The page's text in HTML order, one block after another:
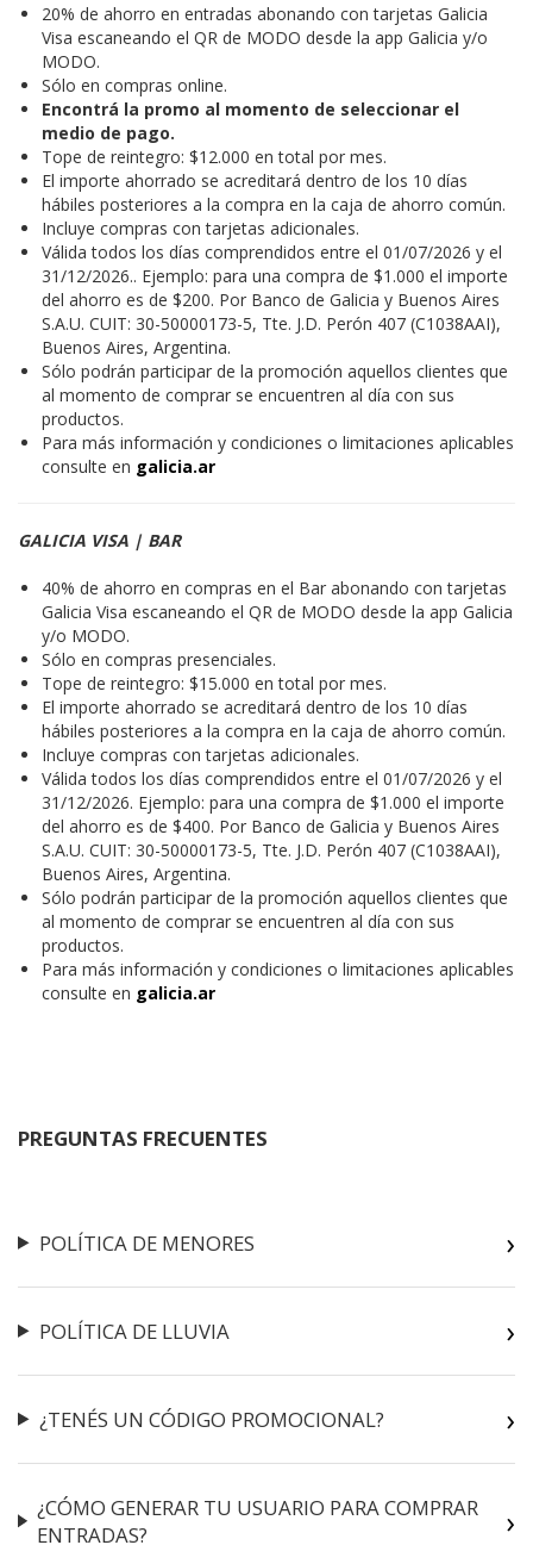
20% de ahorro en entradas abonando con tarjetas Galicia
Visa escaneando el QR de MODO desde la app Galicia y/o
MODO.
Sólo en compras online.
Encontrá la promo al momento de seleccionar el
medio de pago.
Tope de reintegro: $12.000 en total por mes.
El importe ahorrado se acreditará dentro de los 10 días
hábiles posteriores a la compra en la caja de ahorro común.
Incluye compras con tarjetas adicionales.
Válida todos los días comprendidos entre el 01/07/2026 y el
31/12/2026.. Ejemplo: para una compra de $1.000 el importe
del ahorro es de $200. Por Banco de Galicia y Buenos Aires
S.A.U. CUIT: 30-50000173-5, Tte. J.D. Perón 407 (C1038AAI),
Buenos Aires, Argentina.
Sólo podrán participar de la promoción aquellos clientes que
al momento de comprar se encuentren al día con sus
productos.
Para más información y condiciones o limitaciones aplicables
consulte en galicia.ar
GALICIA VISA | BAR
40% de ahorro en compras en el Bar abonando con tarjetas
Galicia Visa escaneando el QR de MODO desde la app Galicia
y/o MODO.
Sólo en compras presenciales.
Tope de reintegro: $15.000 en total por mes.
El importe ahorrado se acreditará dentro de los 10 días
hábiles posteriores a la compra en la caja de ahorro común.
Incluye compras con tarjetas adicionales.
Válida todos los días comprendidos entre el 01/07/2026 y el
31/12/2026. Ejemplo: para una compra de $1.000 el importe
del ahorro es de $400. Por Banco de Galicia y Buenos Aires
S.A.U. CUIT: 30-50000173-5, Tte. J.D. Perón 407 (C1038AAI),
Buenos Aires, Argentina.
Sólo podrán participar de la promoción aquellos clientes que
al momento de comprar se encuentren al día con sus
productos.
Para más información y condiciones o limitaciones aplicables
consulte en galicia.ar
PREGUNTAS FRECUENTES
POLÍTICA DE MENORES
POLÍTICA DE LLUVIA
¿TENÉS UN CÓDIGO PROMOCIONAL?
¿CÓMO GENERAR TU USUARIO PARA COMPRAR
ENTRADAS?